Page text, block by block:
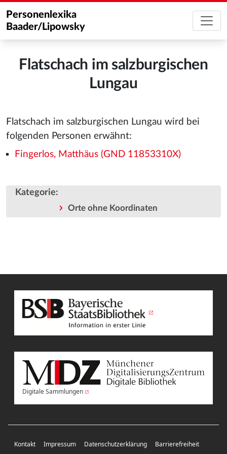
Personenlexika
Baader/Lipowsky
Flatschach im salzburgischen
Lungau
Flatschach im salzburgischen Lungau wird bei
folgenden Personen erwähnt:
Fingerlos, Matthäus (GND 11853310X)
Kategorie:
Orte ohne Koordinaten
Digitale Sammlungen
Kontakt Impressum Datenschutzerklärung Barrierefreiheit